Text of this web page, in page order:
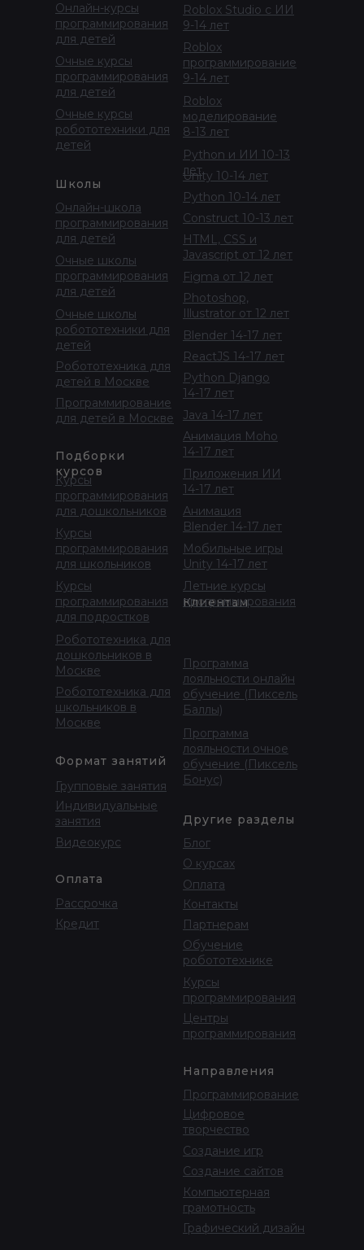
Клиентам
Другие разделы
Оплата
Рассрочка
Кредит
Онлайн-курсы
программирования
для детей
Очные курсы
программирования
для детей
Очные курсы
робототехники для
детей
Подборки
курсов
Курсы
программирования
для дошкольников
Курсы
программирования
для школьников
Курсы
программирования
для подростков
Программа
лояльности онлайн
обучение (Пиксель
Баллы)
Программа
лояльности очное
обучение (Пиксель
Бонус)
Оплата
Блог
Контакты
О курсах
Партнерам
Python и ИИ 10-13
лет
Roblox
программирование
9-14 лет
Обучение
робототехнике
Unity 10-14 лет
Курсы
программирования
Python 10-14 лет
Construct 10-13 лет
HTML, CSS и
Javascript от 12 лет
Центры
программирования
Figma от 12 лет
Школы
Photoshop,
Illustrator от 12 лет
Онлайн-школа
программирования
для детей
Очные школы
программирования
для детей
Roblox
моделирование
8-13 лет
Очные школы
робототехники для
детей
Робототехника для
дошкольников в
Москве
Робототехника для
школьников в
Москве
Робототехника для
детей в Москве
Программирование
для детей в Москве
Roblox Studio с ИИ
9-14 лет
Blender 14-17 лет
ReactJS 14-17 лет
Python Django
14-17 лет
Анимация Moho
14-17 лет
Приложения ИИ
14-17 лет
Анимация
Blender 14-17 лет
Мобильные игры
Unity 14-17 лет
Java 14-17 лет
Летние курсы
программирования
Направления
Создание игр
Программирование
Создание сайтов
Цифровое
творчество
Компьютерная
грамотность
Графический дизайн
Формат занятий
Групповые занятия
Индивидуальные
занятия
Видеокурс